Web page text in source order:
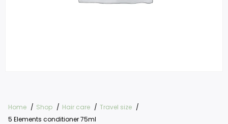
Home Shop Hair care
Travel size
5 Elements conditioner 75ml